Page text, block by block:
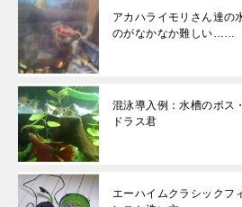
アカハライモリさん達の
のがなかなか難しい……
混泳導入例：水槽のボス
ドラス君
エーハイムクラシックフ